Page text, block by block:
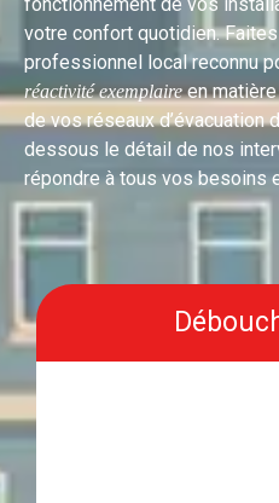
fonctionnement de vos
votre confort quotidien.
professionnel local reconnu
réactivité exemplaireen matière
de vos réseaux d’évacuation
dessous le détail de nos
répondre à tous vos besoins